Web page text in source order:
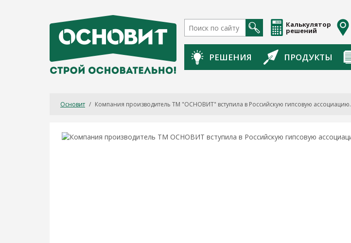
Калькулятор
решений
РЕШЕНИЯ ПРОДУКТЫ
Основит / Компания производитель ТМ "ОСНОВИТ" вступила в Российскую гипсовую ассоциацию.